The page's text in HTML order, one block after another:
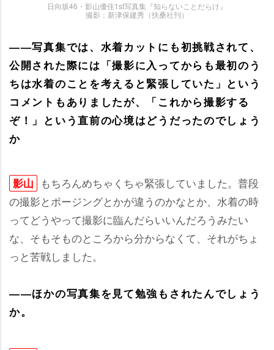
日向坂46・影山優佳1st写真集『知らないことだらけ』
撮影：新津保建秀（扶桑社刊）
――写真集では、水着カットにも初挑戦されて、
公開された際には「撮影に入ってからも最初のう
ちは水着のことを考えると緊張していた」という
コメントもありましたが、「これから撮影する
ぞ！」という直前の心境はどうだったのでしょう
か
影山
もちろんめちゃくちゃ緊張していました。普段
の撮影とポージングとかが違うのかなとか、水着の時
ってどうやって撮影に臨んだらいいんだろうみたい
な、そもそものところから分からなくて、それがちょ
っと苦戦しました。
――ほかの写真集を見て勉強もされたんでしょう
か。